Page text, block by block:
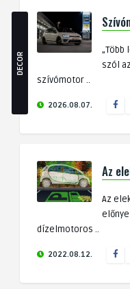
DECOR
„Több
szól
szívómotor ..
2026.08.07.
Az
Az
dízelmotoros ..
2022.08.12.